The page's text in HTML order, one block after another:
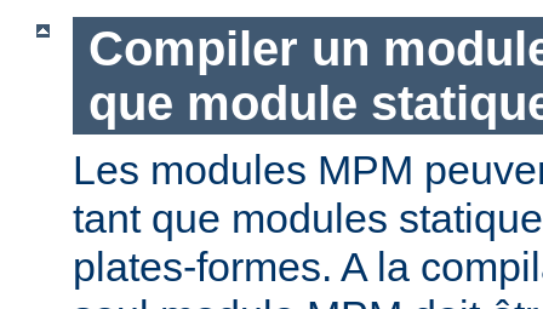
Compiler un
que module
Les modules MPM
tant que modules
plates-formes. A la